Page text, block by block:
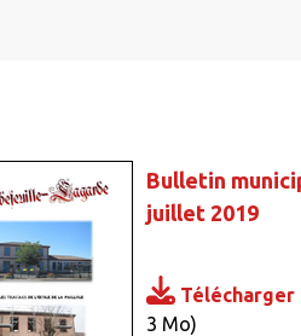
Bulletin
juillet 2019
Télécharger
3 Mo)